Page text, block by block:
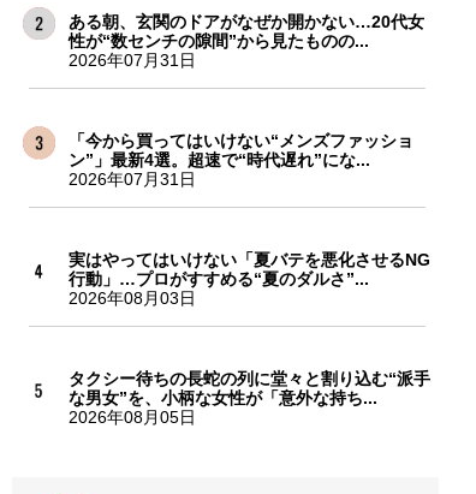
ある朝、玄関のドアがなぜか開かない…20代女
性が“数センチの隙間”から見たものの...
2026年07月31日
「今から買ってはいけない“メンズファッショ
ン”」最新4選。超速で“時代遅れ”にな...
2026年07月31日
実はやってはいけない「夏バテを悪化させるNG
行動」…プロがすすめる“夏のダルさ”...
2026年08月03日
タクシー待ちの長蛇の列に堂々と割り込む“派手
な男女”を、小柄な女性が「意外な持ち...
2026年08月05日